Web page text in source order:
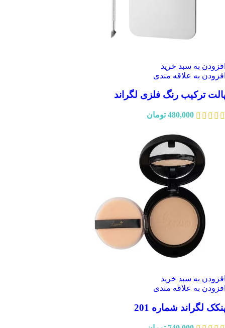
به سبد خرید
به علاقه مندی
ترکیب رنگ فلزی لگراند
480,000 تومان
به سبد خرید
به علاقه مندی
لگراند شماره 201